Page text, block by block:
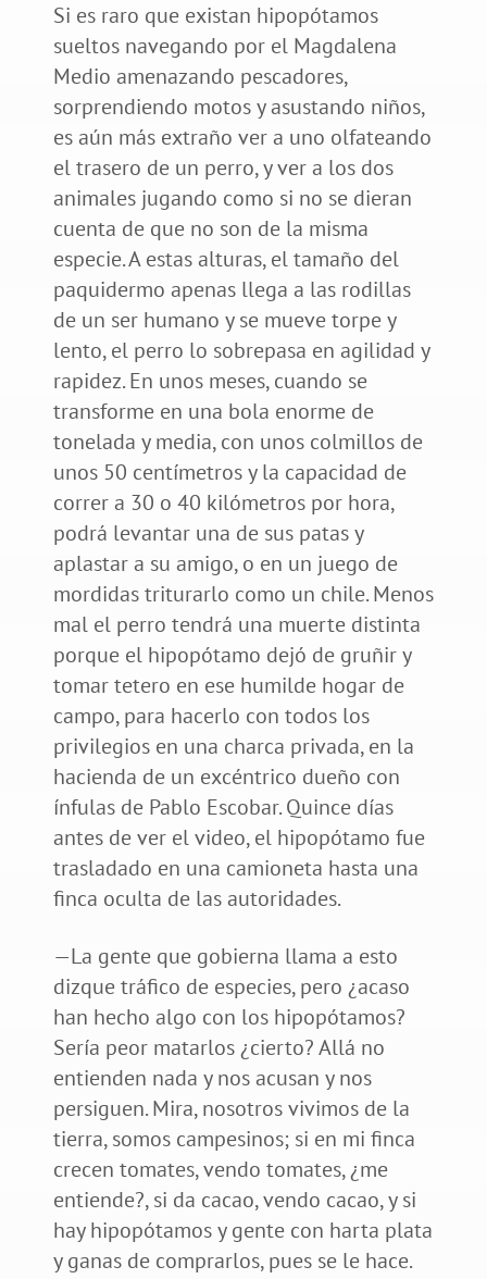
Si es raro que existan hipopótamos
sueltos navegando por el Magdalena
Medio amenazando pescadores,
sorprendiendo motos y asustando niños,
es aún más extraño ver a uno olfateando
el trasero de un perro, y ver a los dos
animales jugando como si no se dieran
cuenta de que no son de la misma
especie. A estas alturas, el tamaño del
paquidermo apenas llega a las rodillas
de un ser humano y se mueve torpe y
lento, el perro lo sobrepasa en agilidad y
rapidez. En unos meses, cuando se
transforme en una bola enorme de
tonelada y media, con unos colmillos de
unos 50 centímetros y la capacidad de
correr a 30 o 40 kilómetros por hora,
podrá levantar una de sus patas y
aplastar a su amigo, o en un juego de
mordidas triturarlo como un chile. Menos
mal el perro tendrá una muerte distinta
porque el hipopótamo dejó de gruñir y
tomar tetero en ese humilde hogar de
campo, para hacerlo con todos los
privilegios en una charca privada, en la
hacienda de un excéntrico dueño con
ínfulas de Pablo Escobar. Quince días
antes de ver el video, el hipopótamo fue
trasladado en una camioneta hasta una
finca oculta de las autoridades.
—La gente que gobierna llama a esto
dizque tráfico de especies, pero ¿acaso
han hecho algo con los hipopótamos?
Sería peor matarlos ¿cierto? Allá no
entienden nada y nos acusan y nos
persiguen. Mira, nosotros vivimos de la
tierra, somos campesinos; si en mi finca
crecen tomates, vendo tomates, ¿me
entiende?, si da cacao, vendo cacao, y si
hay hipopótamos y gente con harta plata
y ganas de comprarlos, pues se le hace.